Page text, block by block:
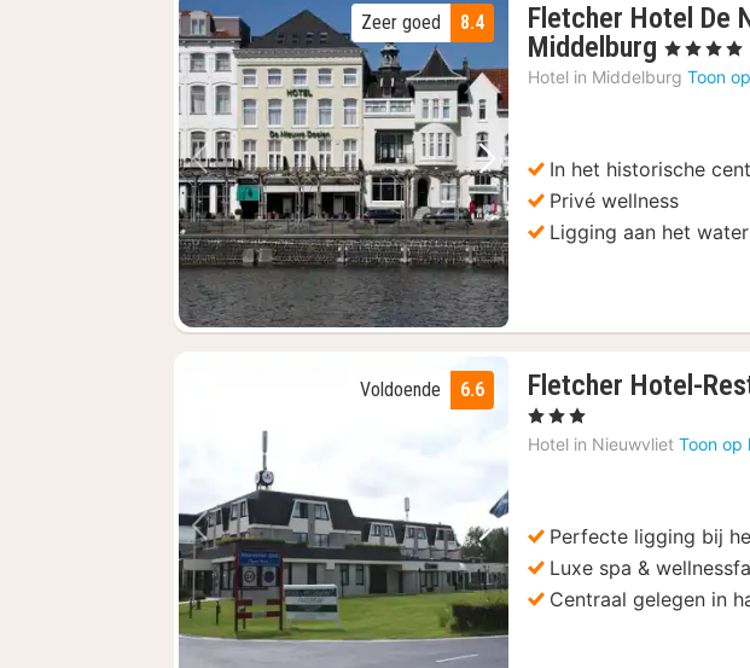
Vorige foto Volgende foto
8.4
Zeer goed
Fletcher Hotel De
Middelburg 1
nacht
€
, 4 Sterren
Hotel in Middelburg Toon
In het historische
Privé wellness
Ligging aan het water
Vorige foto Volgende foto
6.6
Voldoende Fletcher Hotel-
, 3 Sterren
Hotel in Nieuwvliet Toon op
Perfecte ligging bij
Luxe spa &
Centraal gelegen in